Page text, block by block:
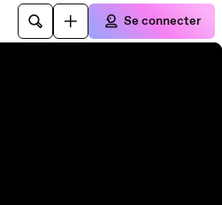
Se connecter